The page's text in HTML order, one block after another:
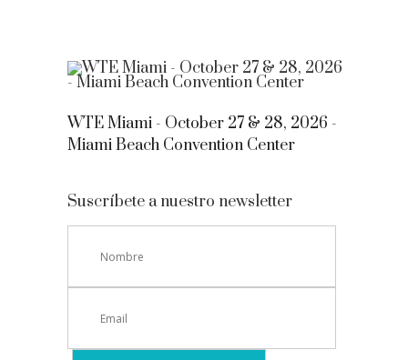
WTE Miami - October 27 & 28, 2026 -
Miami Beach Convention Center
Suscríbete a nuestro newsletter